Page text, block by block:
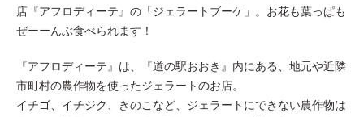
店『アフロディーテ』の「ジェラートブーケ」。お花も葉っぱも
ぜーーんぶ食べられます！
『アフロディーテ』は、『道の駅おおき』内にある、地元や近隣
市町村の農作物を使ったジェラートのお店。
イチゴ、イチジク、きのこなど、ジェラートにできない農作物は